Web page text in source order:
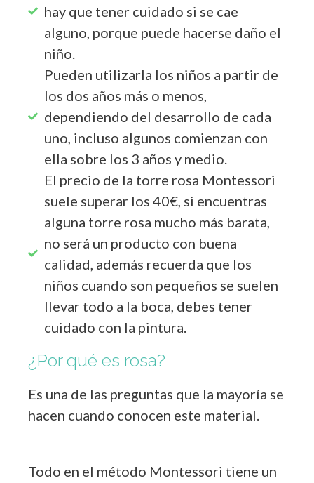
hay que tener cuidado si se cae
alguno, porque puede hacerse daño el
niño.
Pueden utilizarla los niños a partir de
los dos años más o menos,
dependiendo del desarrollo de cada
uno, incluso algunos comienzan con
ella sobre los 3 años y medio.
El precio de la torre rosa Montessori
suele superar los 40€, si encuentras
alguna torre rosa mucho más barata,
no será un producto con buena
calidad, además recuerda que los
niños cuando son pequeños se suelen
llevar todo a la boca, debes tener
cuidado con la pintura.
¿Por qué es rosa?
Es una de las preguntas que la mayoría se
hacen cuando conocen este material.
Todo en el método Montessori tiene un